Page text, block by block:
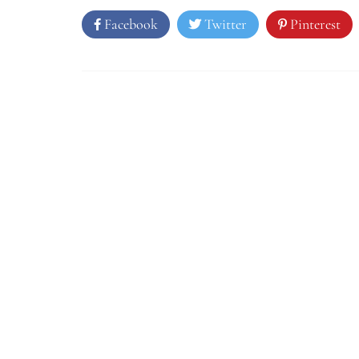
Facebook Twitter Pinterest